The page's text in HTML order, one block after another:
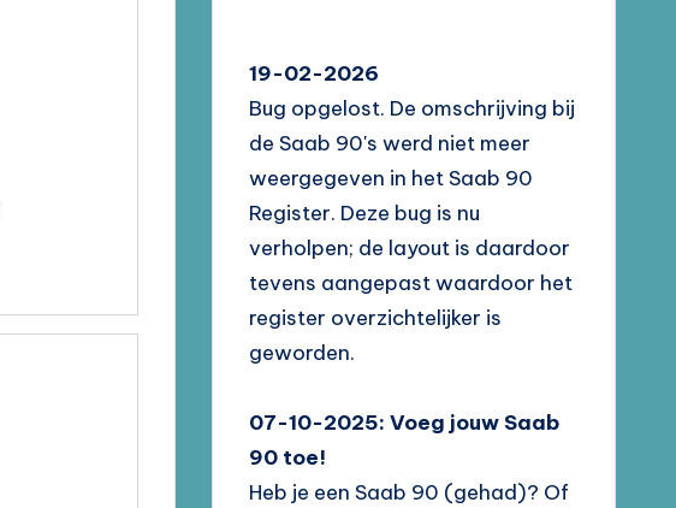
19-02-2026
Bug opgelost. De omschrijving bij
de Saab 90's werd niet meer
weergegeven in het Saab 90
Register. Deze bug is nu
verholpen; de layout is daardoor
tevens aangepast waardoor het
register overzichtelijker is
geworden.
07-10-2025: Voeg jouw Saab
90 toe!
Heb je een Saab 90 (gehad)? Of